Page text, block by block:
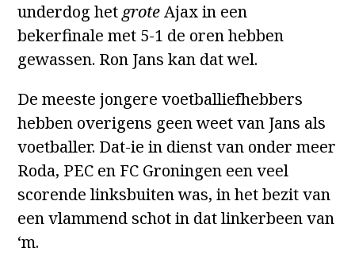
underdog het groteAjax in een
bekerfinale met 5-1 de oren hebben
gewassen. Ron Jans kan dat wel.
De meeste jongere voetballiefhebbers
hebben overigens geen weet van Jans als
voetballer. Dat-ie in dienst van onder meer
Roda, PEC en FC Groningen een veel
scorende linksbuiten was, in het bezit van
een vlammend schot in dat linkerbeen van
‘m.